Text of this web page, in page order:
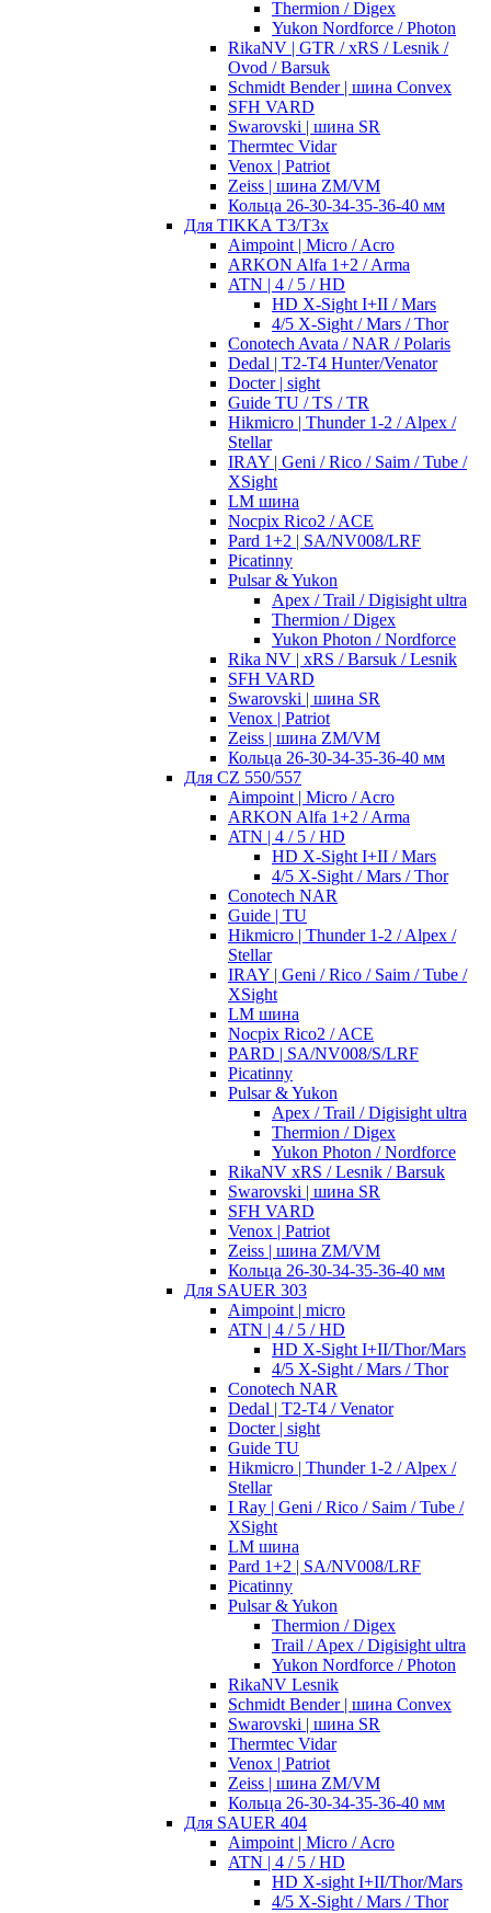
Thermion / Digex
Yukon Nordforce / Photon
RikaNV | GTR / xRS / Lesnik /
Ovod / Barsuk
Schmidt Bender | шина Convex
SFH VARD
Swarovski | шина SR
Thermtec Vidar
Venox | Patriot
Zeiss | шина ZM/VM
Кольца 26-30-34-35-36-40 мм
Для TIKKA T3/T3x
Aimpoint | Micro / Acro
ARKON Alfa 1+2 / Arma
ATN | 4 / 5 / HD
HD X-Sight I+II / Mars
4/5 X-Sight / Mars / Thor
Conotech Avata / NAR / Polaris
Dedal | T2-T4 Hunter/Venator
Docter | sight
Guide TU / TS / TR
Hikmicro | Thunder 1-2 / Alpex /
Stellar
IRAY | Geni / Rico / Saim / Tube /
XSight
LM шина
Nocpix Rico2 / ACE
Pard 1+2 | SA/NV008/LRF
Picatinny
Pulsar & Yukon
Apex / Trail / Digisight ultra
Thermion / Digex
Yukon Photon / Nordforce
Rika NV | xRS / Barsuk / Lesnik
SFH VARD
Swarovski | шина SR
Venox | Patriot
Zeiss | шина ZM/VM
Кольца 26-30-34-35-36-40 мм
Для CZ 550/557
Aimpoint | Micro / Acro
ARKON Alfa 1+2 / Arma
ATN | 4 / 5 / HD
HD X-Sight I+II / Mars
4/5 X-Sight / Mars / Thor
Conotech NAR
Guide | TU
Hikmicro | Thunder 1-2 / Alpex /
Stellar
IRAY | Geni / Rico / Saim / Tube /
XSight
LM шина
Nocpix Rico2 / ACE
PARD | SA/NV008/S/LRF
Picatinny
Pulsar & Yukon
Apex / Trail / Digisight ultra
Thermion / Digex
Yukon Photon / Nordforce
RikaNV xRS / Lesnik / Barsuk
Swarovski | шина SR
SFH VARD
Venox | Patriot
Zeiss | шина ZM/VM
Кольца 26-30-34-35-36-40 мм
Для SAUER 303
Aimpoint | micro
ATN | 4 / 5 / HD
HD X-Sight I+II/Thor/Mars
4/5 X-Sight / Mars / Thor
Conotech NAR
Dedal | T2-T4 / Venator
Docter | sight
Guide TU
Hikmicro | Thunder 1-2 / Alpex /
Stellar
I Ray | Geni / Rico / Saim / Tube /
XSight
LM шина
Pard 1+2 | SA/NV008/LRF
Picatinny
Pulsar & Yukon
Thermion / Digex
Trail / Apex / Digisight ultra
Yukon Nordforce / Photon
RikaNV Lesnik
Schmidt Bender | шина Convex
Swarovski | шина SR
Thermtec Vidar
Venox | Patriot
Zeiss | шина ZM/VM
Кольца 26-30-34-35-36-40 мм
Для SAUER 404
Aimpoint | Micro / Acro
ATN | 4 / 5 / HD
HD X-sight I+II/Thor/Mars
4/5 X-Sight / Mars / Thor